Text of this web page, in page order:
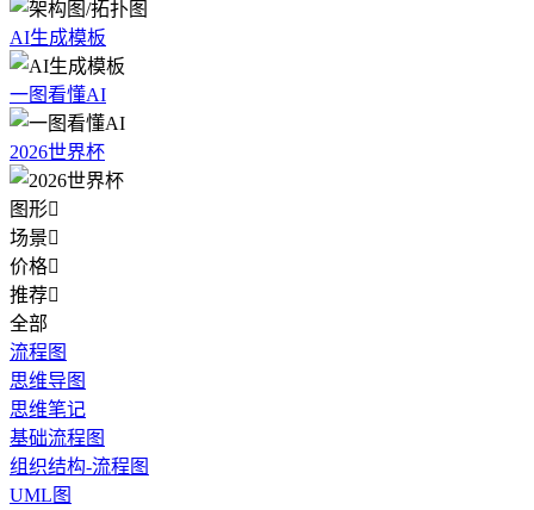
AI生成模板
一图看懂AI
2026世界杯
图形
场景
价格
推荐
全部
流程图
思维导图
思维笔记
基础流程图
组织结构-流程图
UML图